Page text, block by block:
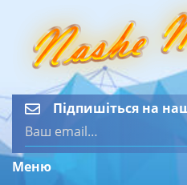
Підпишіться на
Меню